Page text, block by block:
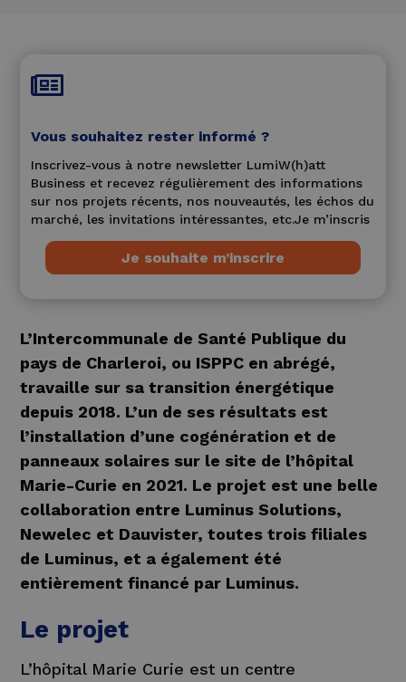

Vous souhaitez rester informé ?
Inscrivez-vous à notre newsletter LumiW(h)att
Business et recevez régulièrement des informations
sur nos projets récents, nos nouveautés, les échos du
marché, les invitations intéressantes, etc.Je m’inscris
Je souhaite m’inscrire
L’Intercommunale de Santé Publique du
pays de Charleroi, ou ISPPC en abrégé,
travaille sur sa transition énergétique
depuis 2018. L’un de ses résultats est
l’installation d’une cogénération et de
panneaux solaires sur le site de l’hôpital
Marie-Curie en 2021. Le projet est une belle
collaboration entre Luminus Solutions,
Newelec et Dauvister, toutes trois filiales
de Luminus, et a également été
entièrement financé par Luminus.
Le projet
L’hôpital Marie Curie est un centre